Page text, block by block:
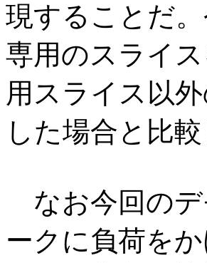
現することだ
専用のスライ
用スライス以
した場合と比
なお今回のデ
ークに負荷を